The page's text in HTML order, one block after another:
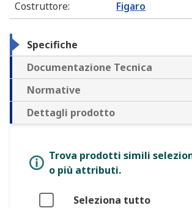
Costruttore: Figaro
Specifiche
Documentazione Tecnica
Normative
Dettagli prodotto
Trova prodotti simili
o più attributi.
Seleziona tutto